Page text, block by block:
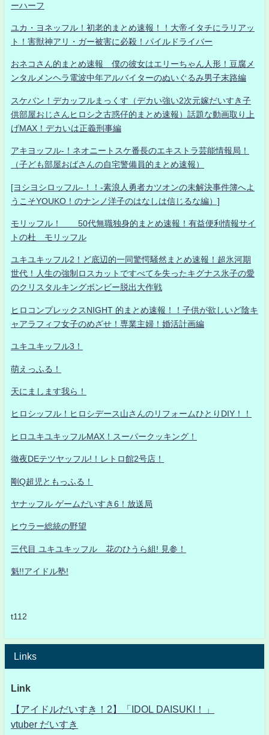
ーハーフ
ユカ・ヨネッフル！初老的まとめ速報！！大帝イタチにラリアッ
ト！害獣神アリ・ガー被害に必殺！パイルドライバー
おネコさん的まとめ速報 僕の彼女はエリーちゃん人形！豆腐メ
ンタルメンヘラ電波中年アルバイターのぬいぐるみ男子末路編
スケバン！デカッフルまっくす（デカい強い2次元嫁だいすき子
供部屋おじさんヒロシ之古惑仔的まとめ速報）話題な動画取り上
げMAX！デカいは正義刑事編
アキヨッフル-！ネオニートスケ番長のエキストラ芸能情報局！
（子ども部屋おばさんの自宅警備員的まとめ速報）
[ヨシヨシロッフル-！！-素浪人勇者カツオンの未解決事件簿へよ
うこそYOUKO！のナンノ洋子のはなしは信じるな編）]
モリッフル！ 50代無職独身的まとめ速報！有益便利情報サイ
トの杜 モリッフル
ユキユキッフル2！ど底辺的一同驚愕騒然まとめ速報！超氷河期
世代！人生の強制ロスカットですべてを失ったキグナス氷子の愛
のクリスタルキングボンビー脱出大作戦
ヒロコンプレックスNIGHT 的まとめ速報！！子供が欲しいど陰キ
ャアラフィフ女子のめざせ！専業主婦！婚活計画編
ユキユキッフル3！
萌えっふる！
天にまします我ら！
ヒロシッフル！ヒロシデース山さんのリフォームひとりDIY！！
ヒロユキユキッフルMAX！スーパークッキング！
徹夜DEテツヤッフル!！レトロ館2号店！
剛Q超児ともっふる！
ヤナッフル ゲームだいすき6！放送局
ヒウラー総統の野望
三代目 ユキユキッフル 花のひうら組! 見参！
魁!!アイドル塾!
t112
Links
Link
【アイドルだいすき！2】「IDOL DAISUKI！」
vtuber だいすき